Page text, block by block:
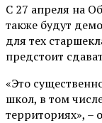
С 27 апреля на
также будут
для тех
предстоит
«Это
школ, в том
территориях», –